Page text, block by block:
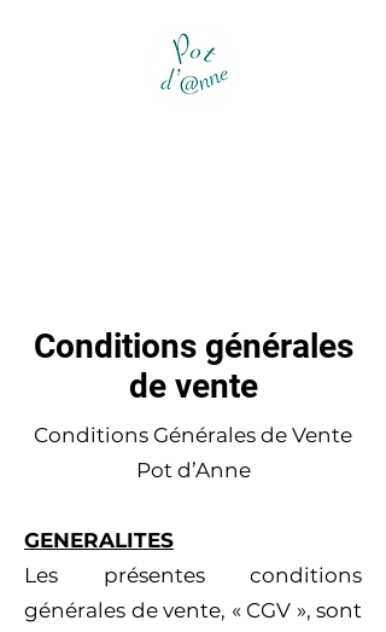
Conditions générales
de vente
Conditions Générales de Vente
Pot d’Anne
GENERALITES
Les présentes conditions
générales de vente, « CGV », sont